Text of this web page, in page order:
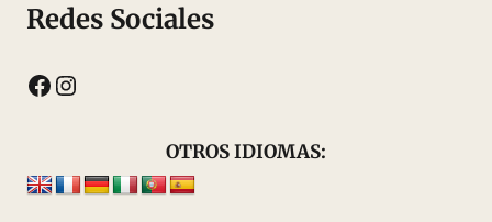
Redes Sociales
Facebook
Instagram
OTROS IDIOMAS: